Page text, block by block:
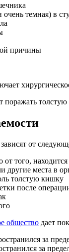
очень темная) в
причины
поражать
от
от того,
другие места в
толстую кишку
после
общество дает
за
за